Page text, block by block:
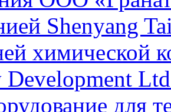
Shenyang
химической
Development
для